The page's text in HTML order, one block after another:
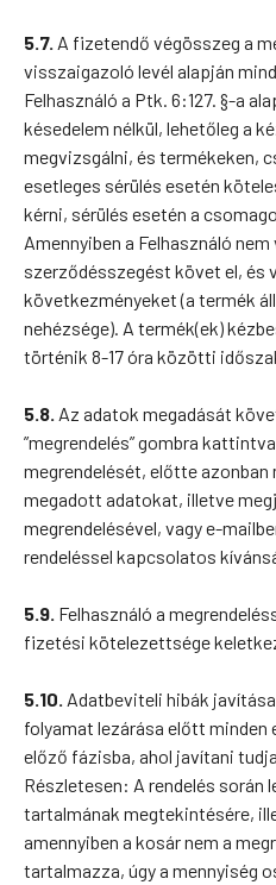
5.7. A fizetendő végösszeg a
visszaigazoló levél alapján
Felhasználó a Ptk. 6:127. §-a
késedelem nélkül, lehetőleg a
megvizsgálni, és termékeken,
esetleges sérülés esetén
kérni, sérülés esetén a
Amennyiben a Felhasználó
szerződésszegést követ el, és
következményeket (a termék
nehézsége). A termék(ek)
történik 8-17 óra közötti
5.8. Az adatok megadását
”megrendelés” gombra
megrendelését, előtte azonban
megadott adatokat, illetve
megrendelésével, vagy e-
rendeléssel kapcsolatos
5.9. Felhasználó a
fizetési kötelezettsége
5.10. Adatbeviteli hibák
folyamat lezárása előtt minden
előző fázisba, ahol javítani
Részletesen: A rendelés során
tartalmának megtekintésére,
amennyiben a kosár nem a
tartalmazza, úgy a mennyiség